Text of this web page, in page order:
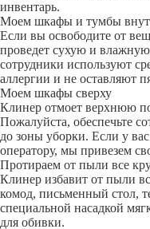
инвентарь.
Моем шкафы и тумбы
Если вы освободите от
проведет сухую и
сотрудники используют
аллергии и не оставляют
Моем шкафы сверху
Клинер отмоет верхнюю
Пожалуйста, обеспечьте
до зоны уборки. Если у
оператору, мы привезем
Протираем от пыли все
Клинер избавит от пыли
комод, письменный стол,
специальной насадкой
для обивки.